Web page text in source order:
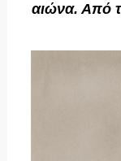
αιώνα. Από